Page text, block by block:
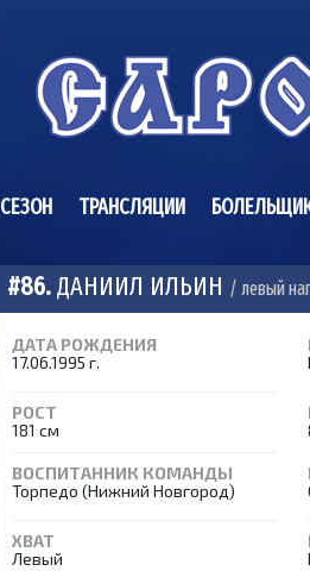
СЕЗОН ТРАНСЛЯЦИИ
#86.ДАНИИЛ ИЛЬИН / левый
ДАТА РОЖДЕНИЯ
17.06.1995 г.
РОСТ
181 см
ВОСПИТАННИК КОМАНДЫ
Торпедо (Нижний Новгород)
ХВАТ
Левый